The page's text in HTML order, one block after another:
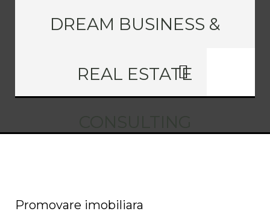
DREAM BUSINESS &
REAL ESTATE
Promovare imobiliara